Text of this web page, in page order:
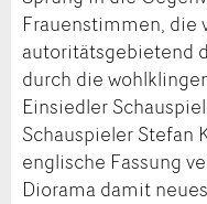
Frauenstimmen, die
autoritätsgebietend
durch die
Einsiedler
Schauspieler Stefan
englische Fassung
Diorama damit